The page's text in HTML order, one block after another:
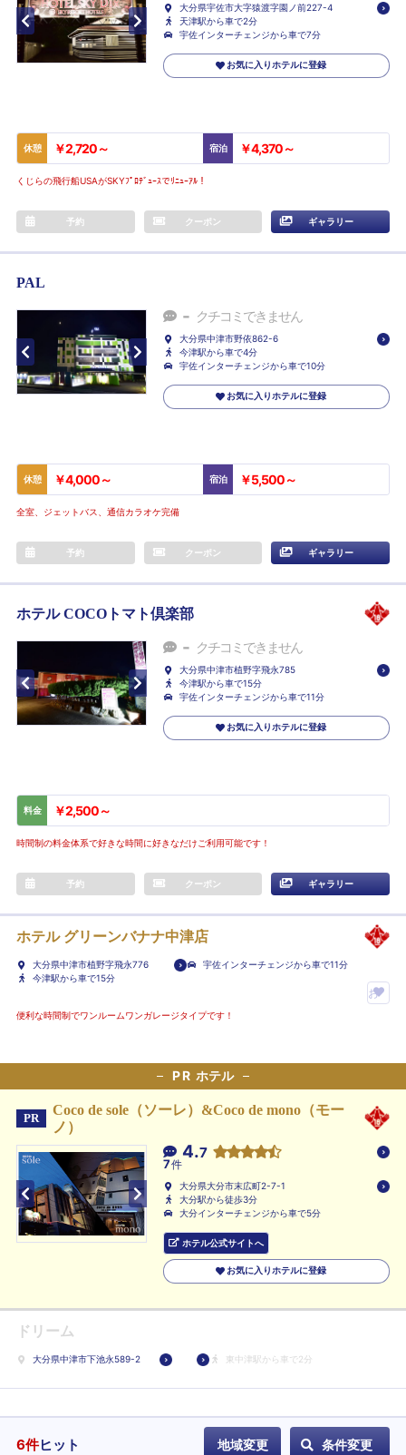
大分県宇佐市大字猿渡字園ノ前227-4
天津駅から車で2分
宇佐インターチェンジから車で7分
お気に入りホテルに登録
休憩 ￥2,720～ 宿泊 ￥4,370～
くじらの飛行船USAがSKYﾌﾟﾛﾃﾞｭｰｽでﾘﾆｭｰｱﾙ！
予約 クーポン ギャラリー
PAL
- クチコミできません
大分県中津市野依862-6
今津駅から車で4分
宇佐インターチェンジから車で10分
お気に入りホテルに登録
休憩 ￥4,000～ 宿泊 ￥5,500～
全室、ジェットバス、通信カラオケ完備
予約 クーポン ギャラリー
ホテル COCOトマト倶楽部
- クチコミできません
大分県中津市植野字飛永785
今津駅から車で15分
宇佐インターチェンジから車で11分
お気に入りホテルに登録
料金 ￥2,500～
時間制の料金体系で好きな時間に好きなだけご利用可能です！
予約 クーポン ギャラリー
ホテル グリーンバナナ中津店
大分県中津市植野字飛永776
宇佐インターチェンジから車で11分
今津駅から車で15分
お
テ
に
登
便利な時間制でワンルームワンガレージタイプです！
PR ホテル
PR
Coco de sole（ソーレ）&Coco de mono（モー
ノ）
4.7
7件
大分県大分市末広町2-7-1
大分駅から徒歩3分
大分インターチェンジから車で5分
ホテル公式サイトへ
お気に入りホテルに登録
ドリーム
大分県中津市下池永589-2 東中津駅から車で2分
6件ヒット 地域変更 条件変更